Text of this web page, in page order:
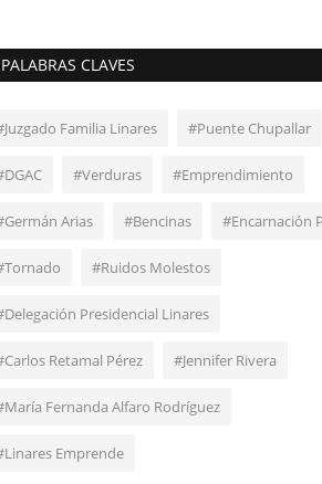
PALABRAS CLAVES
Familia Linares #Puente Chupallar
#Verduras #Emprendimiento
Arias #Bencinas #Encarnación
#Ruidos Molestos
Presidencial Linares
Retamal Pérez #Jennifer Rivera
Fernanda Alfaro Rodríguez
Emprende